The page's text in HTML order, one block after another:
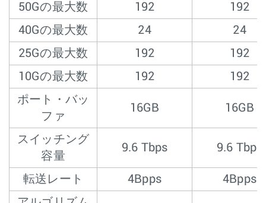
50Gの最大数
192
192
40Gの最大数
24
24
25Gの最大数
192
192
10Gの最大数
192
192
ポート・バッ
ファ
16GB 16GB
スイッチング
容量
9.6 Tbps 9.6 Tbps
転送レート 4Bpps
4Bpps